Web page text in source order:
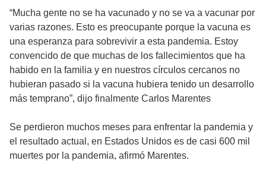
“Mucha gente no se ha vacunado y no se va a vacunar por
varias razones. Esto es preocupante porque la vacuna es
una esperanza para sobrevivir a esta pandemia. Estoy
convencido de que muchas de los fallecimientos que ha
habido en la familia y en nuestros círculos cercanos no
hubieran pasado si la vacuna hubiera tenido un desarrollo
más temprano”, dijo finalmente Carlos Marentes
Se perdieron muchos meses para enfrentar la pandemia y
el resultado actual, en Estados Unidos es de casi 600 mil
muertes por la pandemia, afirmó Marentes.